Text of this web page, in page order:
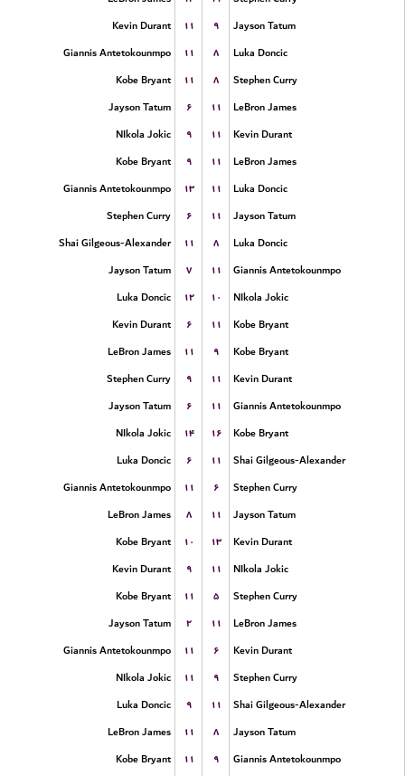
Kevin Durant
۱۱ ۹
Jayson Tatum
Giannis Antetokounmpo
۱۱ ۸
Luka Doncic
Kobe Bryant
۱۱ ۸
Stephen Curry
Jayson Tatum
۶ ۱۱
LeBron James
NIkola Jokic
۹ ۱۱
Kevin Durant
Kobe Bryant
۹ ۱۱
LeBron James
Giannis Antetokounmpo
۱۳ ۱۱
Luka Doncic
Stephen Curry
۶ ۱۱
Jayson Tatum
Shai Gilgeous-Alexander
۱۱ ۸
Luka Doncic
Jayson Tatum
۷ ۱۱
Giannis Antetokounmpo
Luka Doncic
۱۲ ۱۰
NIkola Jokic
Kevin Durant
۶ ۱۱
Kobe Bryant
LeBron James
۱۱ ۹
Kobe Bryant
Stephen Curry
۹ ۱۱
Kevin Durant
Jayson Tatum
۶ ۱۱
Giannis Antetokounmpo
NIkola Jokic
۱۴ ۱۶
Kobe Bryant
Luka Doncic
۶ ۱۱
Shai Gilgeous-Alexander
Giannis Antetokounmpo
۱۱ ۶
Stephen Curry
LeBron James
۸ ۱۱
Jayson Tatum
Kobe Bryant
۱۰ ۱۳
Kevin Durant
Kevin Durant
۹ ۱۱
NIkola Jokic
Kobe Bryant
۱۱ ۵
Stephen Curry
Jayson Tatum
۲ ۱۱
LeBron James
Giannis Antetokounmpo
۱۱ ۶
Kevin Durant
NIkola Jokic
۱۱ ۹
Stephen Curry
Luka Doncic
۹ ۱۱
Shai Gilgeous-Alexander
LeBron James
۱۱ ۸
Jayson Tatum
Kobe Bryant
۱۱ ۹
Giannis Antetokounmpo